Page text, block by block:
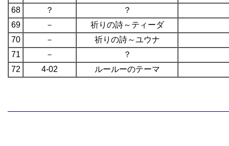
68
？
？
69
－
祈りの詩～ティーダ
70
－
祈りの詩～ユウナ
71
－
？
72
4-02 ルールーのテーマ